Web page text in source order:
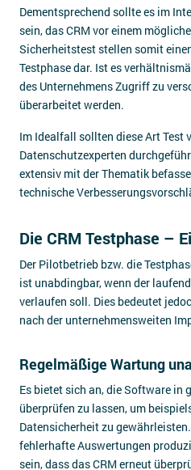
Dementsprechend sollte es im
sein, das CRM vor einem
Sicherheitstest stellen somit
Testphase dar. Ist es
des Unternehmens Zugriff zu
überarbeitet werden.
Im Idealfall sollten diese Art Test
Datenschutzexperten
extensiv mit der Thematik
technische
Die CRM Testphase –
Der Pilotbetrieb bzw. die
ist unabdingbar, wenn der
verlaufen soll. Dies bedeutet
nach der unternehmensweiten
Regelmäßige Wartung
Es bietet sich an, die Software in
überprüfen zu lassen, um
Datensicherheit zu
fehlerhafte Auswertungen
sein, dass das CRM erneut